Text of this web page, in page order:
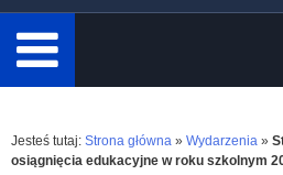
minimum
3
znaki.
Rozwiń
Jesteś tutaj: Strona główna » Wydarzenia »
osiągnięcia edukacyjne w roku szkolnym